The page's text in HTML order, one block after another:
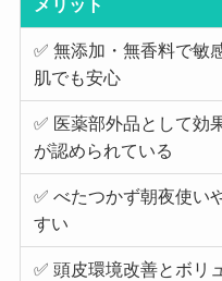
メリット
✅ 無添加・無香料で敏
肌でも安心
✅ 医薬部外品として効
が認められている
✅ べたつかず朝夜使い
すい
✅ 頭皮環境改善とボリュ